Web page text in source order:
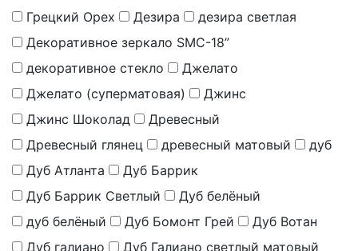
Грецкий Орех
Дезира
дезира светлая
Декоративное зеркало SMC-18”
декоративное стекло
Джелато
Джелато (суперматовая)
Джинс
Джинс Шоколад
Древесный
Древесный глянец
древесный матовый
дуб
Дуб Атланта
Дуб Баррик
Дуб Баррик Светлый
Дуб белёный
дуб белёный
Дуб Бомонт Грей
Дуб Вотан
Дуб галиано
Дуб Галиано светлый матовый